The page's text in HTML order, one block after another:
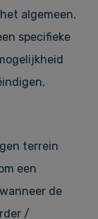
algemeen.
specifieke
terrein
een
de
/